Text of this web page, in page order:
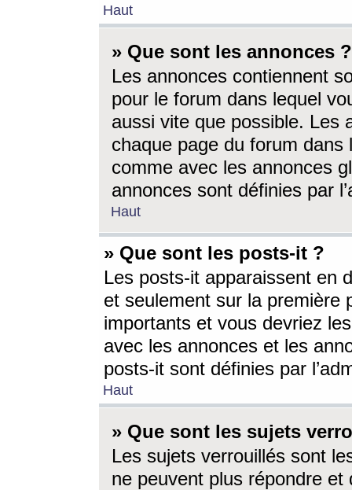
Haut
» Que sont les annonces ?
Les annonces contiennent
pour le forum dans lequel
aussi vite que possible. Les
chaque page du forum dans
comme avec les annonces
annonces sont définies par
Haut
» Que sont les posts-it ?
Les posts-it apparaissent en
et seulement sur la première
importants et vous devriez
avec les annonces et les
posts-it sont définies par
Haut
» Que sont les sujets
Les sujets verrouillés sont
ne peuvent plus répondre